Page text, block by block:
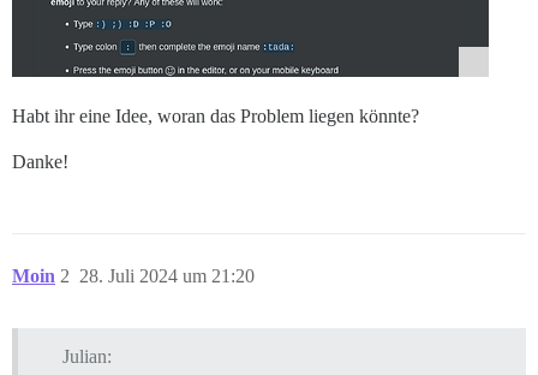
Habt ihr eine Idee, woran das Problem liegen könnte?
Danke!
Moin 28. Juli 2024 um 21:20
2
Julian: